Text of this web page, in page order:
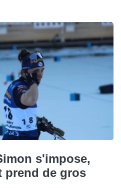
s'impose,
prend de gros